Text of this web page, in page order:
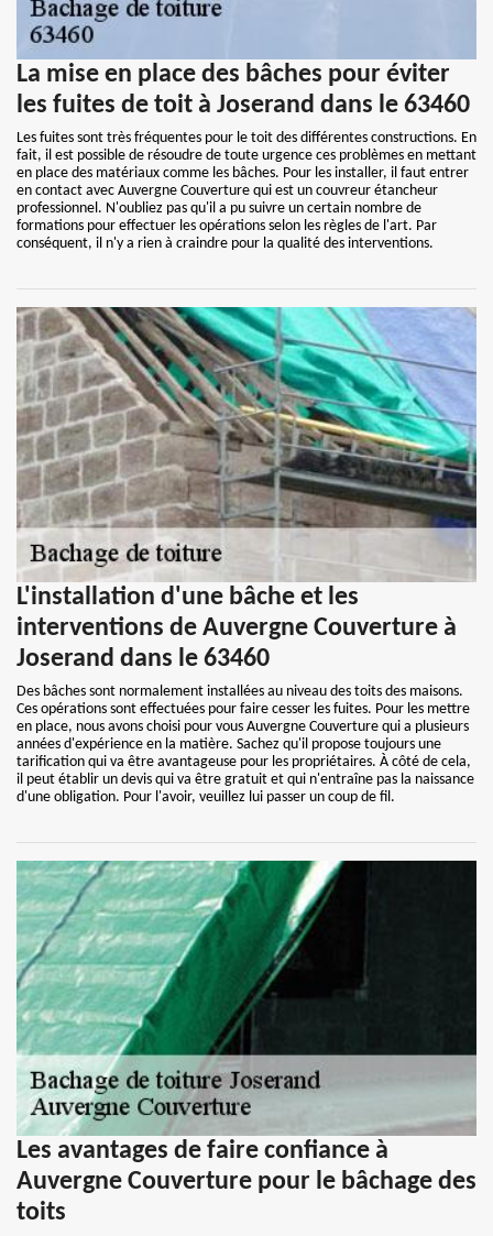
La mise en place des bâches pour éviter
les fuites de toit à Joserand dans le 63460
Les fuites sont très fréquentes pour le toit des différentes constructions. En
fait, il est possible de résoudre de toute urgence ces problèmes en mettant
en place des matériaux comme les bâches. Pour les installer, il faut entrer
en contact avec Auvergne Couverture qui est un couvreur étancheur
professionnel. N'oubliez pas qu'il a pu suivre un certain nombre de
formations pour effectuer les opérations selon les règles de l'art. Par
conséquent, il n'y a rien à craindre pour la qualité des interventions.
L'installation d'une bâche et les
interventions de Auvergne Couverture à
Joserand dans le 63460
Des bâches sont normalement installées au niveau des toits des maisons.
Ces opérations sont effectuées pour faire cesser les fuites. Pour les mettre
en place, nous avons choisi pour vous Auvergne Couverture qui a plusieurs
années d'expérience en la matière. Sachez qu'il propose toujours une
tarification qui va être avantageuse pour les propriétaires. À côté de cela,
il peut établir un devis qui va être gratuit et qui n'entraîne pas la naissance
d'une obligation. Pour l'avoir, veuillez lui passer un coup de fil.
Les avantages de faire confiance à
Auvergne Couverture pour le bâchage des
toits